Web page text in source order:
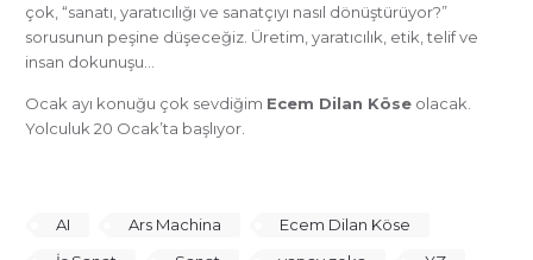
çok, “sanatı, yaratıcılığı ve sanatçıyı nasıl dönüştürüyor?”
sorusunun peşine düşeceğiz. Üretim, yaratıcılık, etik, telif ve
insan dokunuşu…
Ocak ayı konuğu çok sevdiğim Ecem Dilan Köse olacak.
Yolculuk 20 Ocak’ta başlıyor.
AI Ars Machina
Ecem Dilan Köse